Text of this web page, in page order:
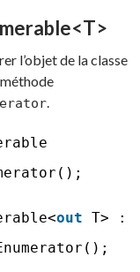
l’objet de la classe
méthode
.
out T> :